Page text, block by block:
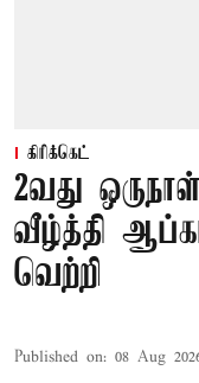
கிரிக்கெட்
2வது
வீழ்த்தி
வெற்றி
Published on: 08 Aug